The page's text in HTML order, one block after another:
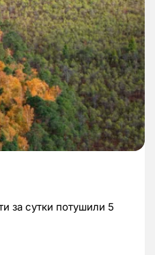
за сутки потушили 5